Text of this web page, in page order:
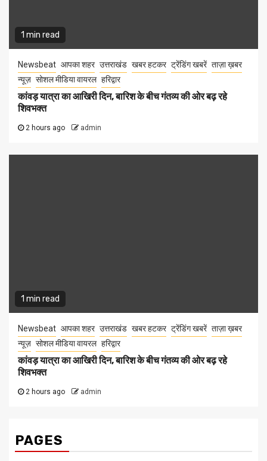
1 min read
Newsbeat आपका शहर उत्तराखंड खबर हटकर ट्रेंडिंग खबरें ताज़ा ख़बर
न्यूज़ सोशल मीडिया वायरल हरिद्वार
कांवड़ यात्रा का आखिरी दिन, बारिश के बीच गंतव्य की ओर बढ़ रहे
शिवभक्त
2 hours ago admin
1 min read
Newsbeat आपका शहर उत्तराखंड खबर हटकर ट्रेंडिंग खबरें ताज़ा ख़बर
न्यूज़ सोशल मीडिया वायरल हरिद्वार
कांवड़ यात्रा का आखिरी दिन, बारिश के बीच गंतव्य की ओर बढ़ रहे
शिवभक्त
2 hours ago admin
PAGES